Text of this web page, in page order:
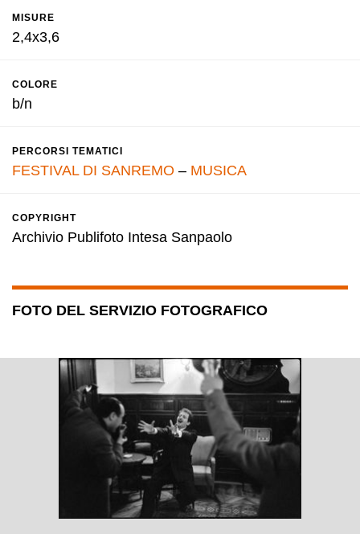
MISURE
2,4x3,6
COLORE
b/n
PERCORSI TEMATICI
FESTIVAL DI SANREMO – MUSICA
COPYRIGHT
Archivio Publifoto Intesa Sanpaolo
FOTO DEL SERVIZIO FOTOGRAFICO